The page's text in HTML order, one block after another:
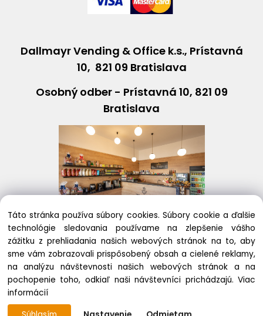
Dallmayr Vending & Office k.s., Prístavná
10, 821 09 Bratislava
Osobný odber - Prístavná 10, 821 09
Bratislava
+421243631408 eshop@ dallmayr .sk
Copyright © 2020
Táto stránka používa súbory cookies. Súbory cookie a ďalšie
technológie sledovania používame na zlepšenie vášho
zážitku z prehliadania našich webových stránok na to, aby
sme vám zobrazovali prispôsobený obsah a cielené reklamy,
na analýzu návštevnosti našich webových stránok a na
pochopenie toho, odkiaľ naši návštevníci prichádzajú.Viac
informácií